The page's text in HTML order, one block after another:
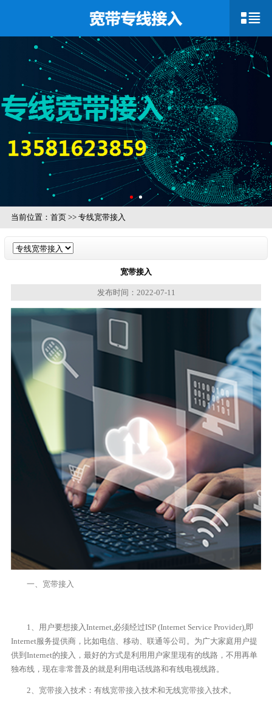
当前位置： 首页>> 专线宽带接入
宽带接入
发布时间：2022-07-11
一、 宽带接入
1、用户要想接入Internet,必须经过ISP (Internet Service Provider),即
Internet服务提供商，比如电信、移动、联通等公司。为广大家庭用户提
供到Internet的接入，最好的方式是利用用户家里现有的线路，不用再单
独布线，现在非常普及的就是利用电话线路和有线电视线路。
2、 宽带接入 技术：有线宽带接入 技术和无线宽带接入 技术。